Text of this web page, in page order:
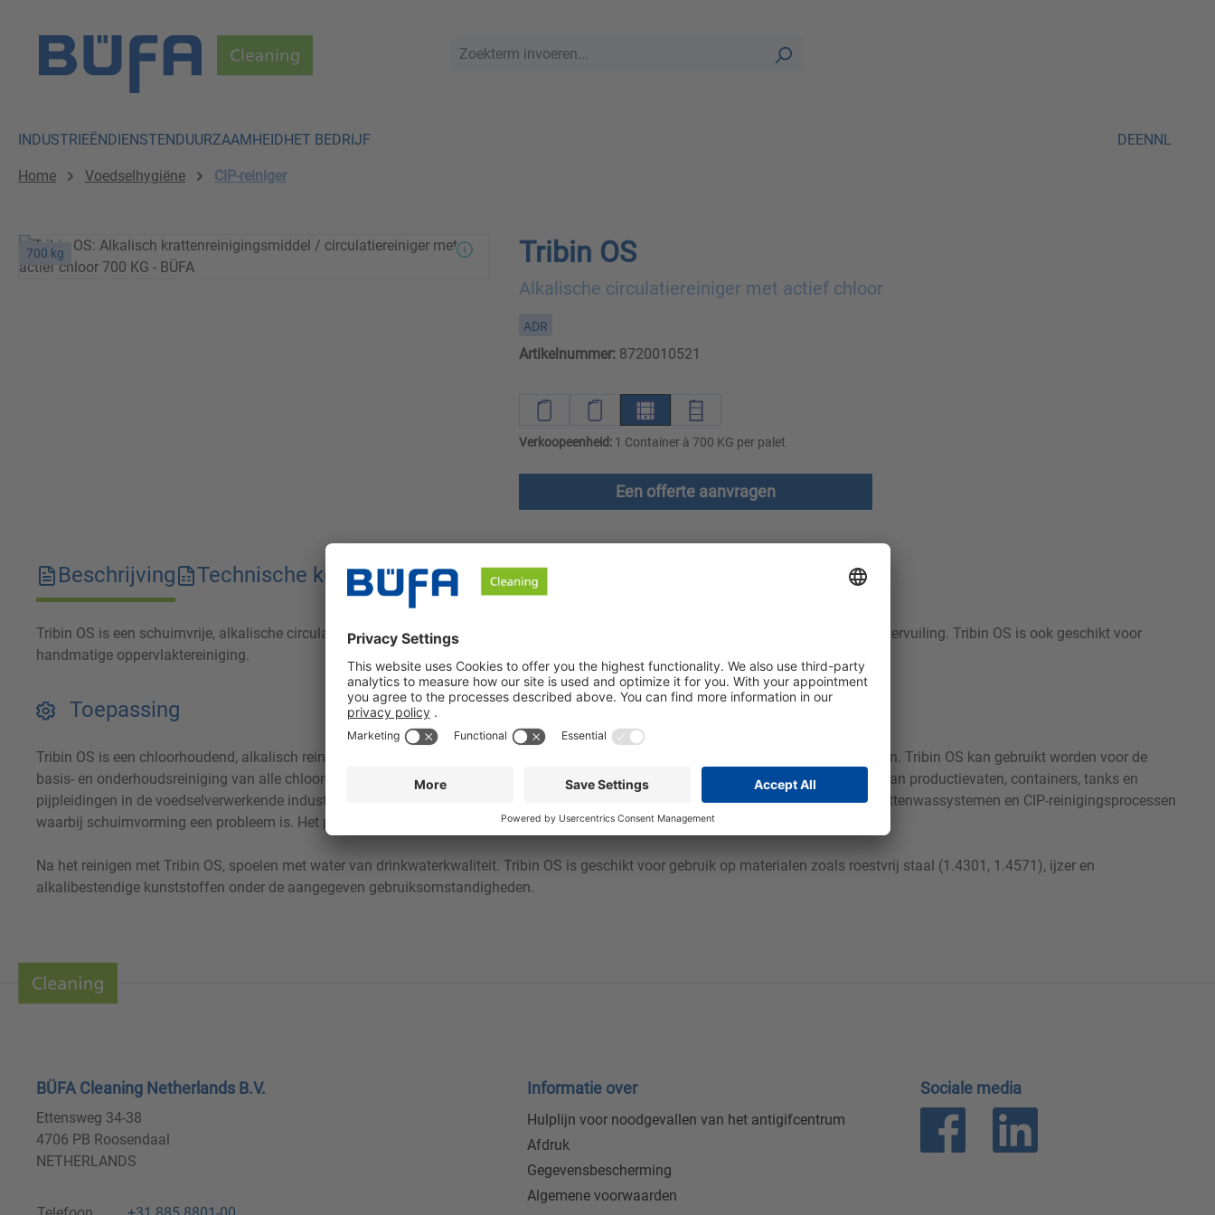
INDUSTRIEËNDIENSTENDUURZAAMHEIDHET BEDRIJF DEENNL
Home Voedselhygiëne CIP-reiniger
700 kg Tribin OS
Alkalische circulatiereiniger met actief chloor
ADR
Artikelnummer:8720010521
Verkoopeenheid:1 Container à 700 KG per palet
Een offerte aanvragen
Beschrijving Technische kenmerken Downloads
Tribin OS is een schuimvrije, alkalische circulatiereiniger met waterhardheidsstabilisatoren. De reiniger verwijdert effectief eiwit- en vetvervuiling. Tribin OS is ook geschikt voor
handmatige oppervlaktereiniging.
Toepassing
Tribin OS is een chloorhoudend, alkalisch reinigingsconcentraat. Het is bijzonder geschikt voor het oplossen van eiwit- en vetafzettingen. Tribin OS kan gebruikt worden voor de
basis- en onderhoudsreiniging van alle chloor- en alkalibestendige oppervlakken. Het is vooral geschikt voor het reinigen en ontvetten van productievaten, containers, tanks en
pijpleidingen in de voedselverwerkende industrie. Naast dompelbadprocessen en handmatige reiniging is Tribin OS ook ideaal voor krattenwassystemen en CIP-reinigingsprocessen
waarbij schuimvorming een probleem is. Het product kan niet worden gebruikt voor het reinigen van aluminium oppervlakken.
Na het reinigen met Tribin OS, spoelen met water van drinkwaterkwaliteit. Tribin OS is geschikt voor gebruik op materialen zoals roestvrij staal (1.4301, 1.4571), ijzer en
alkalibestendige kunststoffen onder de aangegeven gebruiksomstandigheden.
BÜFA Cleaning Netherlands B.V.
Ettensweg 34-38
4706 PB Roosendaal
NETHERLANDS
Informatie over
Hulplijn voor noodgevallen van het antigifcentrum
Afdruk
Gegevensbescherming
Algemene voorwaarden
Sociale media